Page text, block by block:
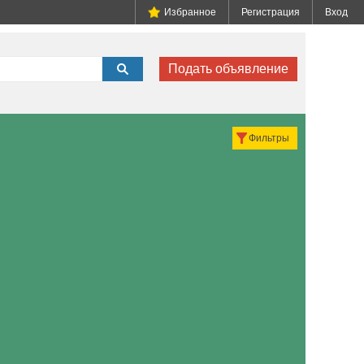
Подать объявление
Фильтры
Избранное Регистрация Вход